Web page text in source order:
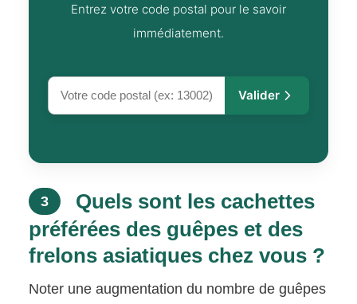
Entrez votre code postal pour le savoir
immédiatement.
Valider
3
Quels sont les cachettes
préférées des guêpes et des
frelons asiatiques chez vous ?
Noter une augmentation du nombre de guêpes